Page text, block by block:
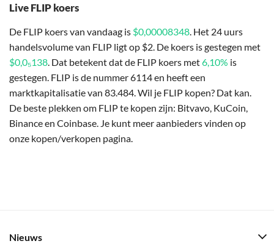
Live FLIP koers
De FLIP koers van vandaag is $0,00008348. Het 24 uurs
handelsvolume van FLIP ligt op $2. De koers is gestegen met
$0,0₅138. Dat betekent dat de FLIP koers met6,10% is
gestegen. FLIP is de nummer 6114 en heeft een
marktkapitalisatie van 83.484. Wil je FLIP kopen? Dat kan.
De beste plekken om FLIP te kopen zijn: Bitvavo, KuCoin,
Binance en Coinbase. Je kunt meer aanbieders vinden op
onze kopen/verkopen pagina.
Nieuws